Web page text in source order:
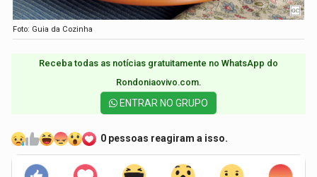
Foto: Guia da Cozinha
Receba todas as notícias gratuitamente no WhatsApp do
Rondoniaovivo.com.​
ENTRAR NO GRUPO
0 pessoas reagiram a isso.